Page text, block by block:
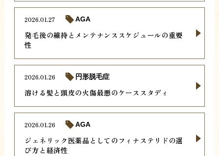
発毛後の維持とメンテナンススケジュールの重要
性
2026.01.27 AGA
溶ける髪と頭皮の火傷最悪のケーススタディ
2026.01.26 円形脱毛症
ジェネリック医薬品としてのフィナステリドの選
び方と経済性
2026.01.26 AGA